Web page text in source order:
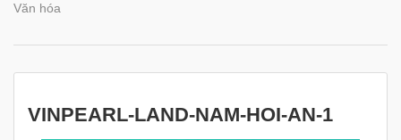
Văn hóa
VINPEARL-LAND-NAM-HOI-AN-1